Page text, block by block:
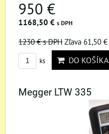
950 €
1168,50 € s DPH
1230 €s DPH Zľava 61,50 €
ks DO KOŠÍKA
Megger LTW 335